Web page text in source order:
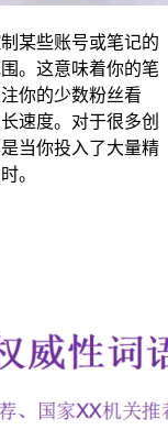
某些账号或笔记的
。这意味着你的笔
你的少数粉丝看
速度。对于很多创
当你投入了大量精
。